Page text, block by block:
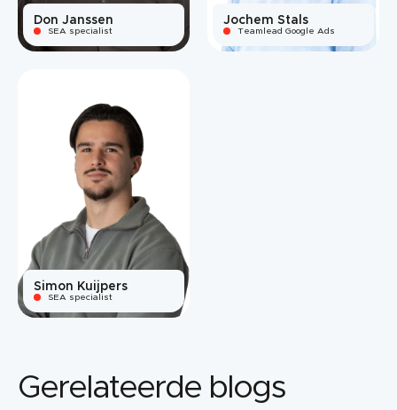
Don Janssen
SEA specialist
Jochem Stals
Teamlead Google Ads
Simon Kuijpers
SEA specialist
Gerelateerde blogs